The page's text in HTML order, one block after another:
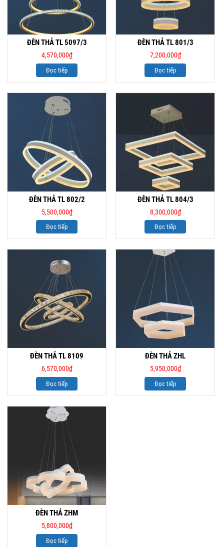
ĐÈN THẢ TL 5097/3
4,570,000₫
Đọc tiếp
ĐÈN THẢ TL 801/3
7,200,000₫
Đọc tiếp
ĐÈN THẢ TL 802/2
5,500,000₫
Đọc tiếp
ĐÈN THẢ TL 804/3
8,300,000₫
Đọc tiếp
ĐÈN THẢ TL 8109
6,570,000₫
Đọc tiếp
ĐÈN THẢ ZHL
5,950,000₫
Đọc tiếp
ĐÈN THẢ ZHM
5,800,000₫
Đọc tiếp